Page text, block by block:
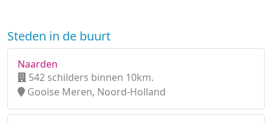
Steden in de buurt
Naarden
542 schilders binnen 10km.
Gooise Meren, Noord-Holland